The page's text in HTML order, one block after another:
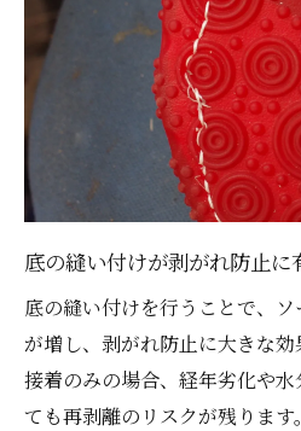
底の縫い付けが剥がれ防止に
底の縫い付けを行うことで、
が増し、剥がれ防止に大きな
接着のみの場合、経年劣化や
ても再剥離のリスクが残ります。